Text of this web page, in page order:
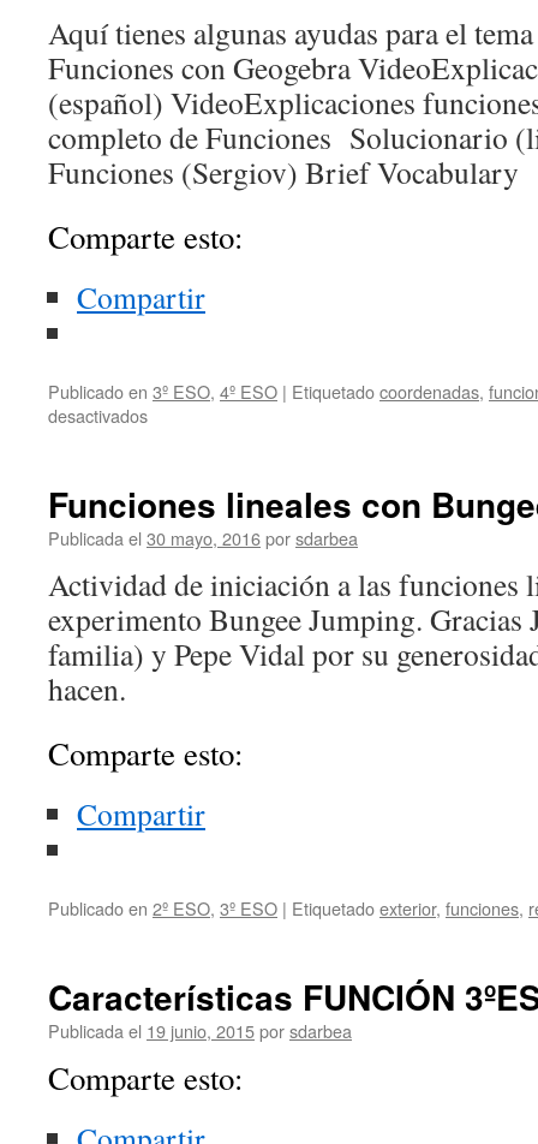
Aquí tienes algunas ayudas para el
Funciones con Geogebra
(español) VideoExplicaciones
completo de Funciones Solucionario
Funciones (Sergiov) Brief Vocabulary
Comparte esto:
Compartir
Publicado en 3º ESO, 4º ESO | Etiquetadocoordenadas,
desactivadosen
Funciones lineales con
Publicada el 30 mayo, 2016porsdarbea
Actividad de iniciación a las funciones
experimento Bungee Jumping. Gracias
familia) y Pepe Vidal por su
hacen.
Comparte esto:
Compartir
Publicado en 2º ESO, 3º ESO | Etiquetadoexterior, funciones,
Características FUNCIÓN
Publicada el 19 junio, 2015porsdarbea
Comparte esto: